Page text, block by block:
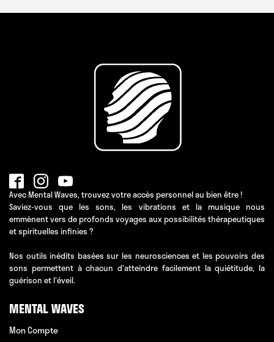
Avec Mental Waves, trouvez votre accès personnel au bien être !
Saviez-vous que les sons, les vibrations et la musique nous
emmènent vers de profonds voyages aux possibilités thérapeutiques
et spirituelles infinies ?
Nos outils inédits basées sur les neurosciences et les pouvoirs des
sons permettent à chacun d'atteindre facilement la quiétitude, la
guérison et l'éveil.
MENTAL WAVES
Mon Compte